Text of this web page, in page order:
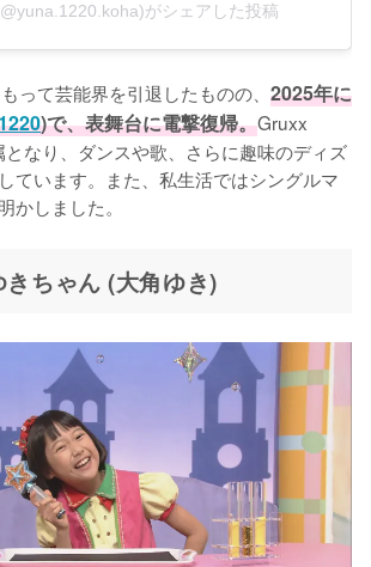
がシェアした投稿
って芸能界を引退したものの、 2025年に
)で、表舞台に電撃復帰。Gruxx
なり、ダンスや歌、さらに趣味のディズ
ています。また、私生活ではシングルマ
かしました。
きちゃん (大角ゆき)